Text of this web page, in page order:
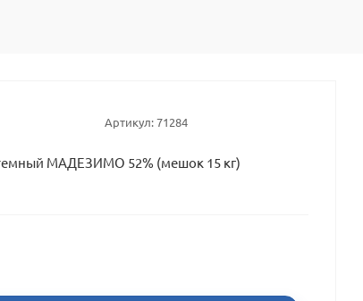
Артикул:71284
МАДЕЗИМО 52% (мешок 15 кг)